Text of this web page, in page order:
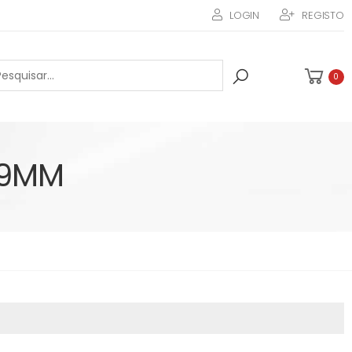
LOGIN REGISTO
0